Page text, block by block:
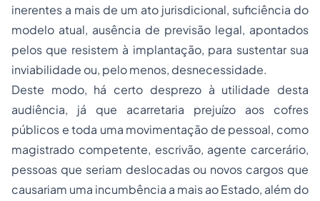
inerentes a mais de um ato jurisdicional, suficiência do
modelo atual, ausência de previsão legal, apontados
pelos que resistem à implantação, para sustentar sua
inviabilidade ou, pelo menos, desnecessidade.
Deste modo, há certo desprezo à utilidade desta
audiência, já que acarretaria prejuízo aos cofres
públicos e toda uma movimentação de pessoal, como
magistrado competente, escrivão, agente carcerário,
pessoas que seriam deslocadas ou novos cargos que
causariam uma incumbência a mais ao Estado, além do